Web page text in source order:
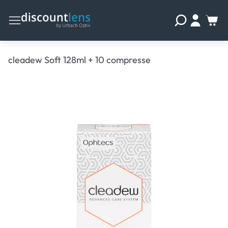
cleadew Soft 128ml + 10 compresse